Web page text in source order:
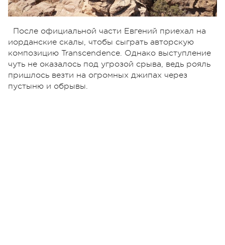
После официальной части Евгений приехал на
иорданские скалы, чтобы сыграть авторскую
композицию Transcendence. Однако выступление
чуть не оказалось под угрозой срыва, ведь рояль
пришлось везти на огромных джипах через
пустыню и обрывы.